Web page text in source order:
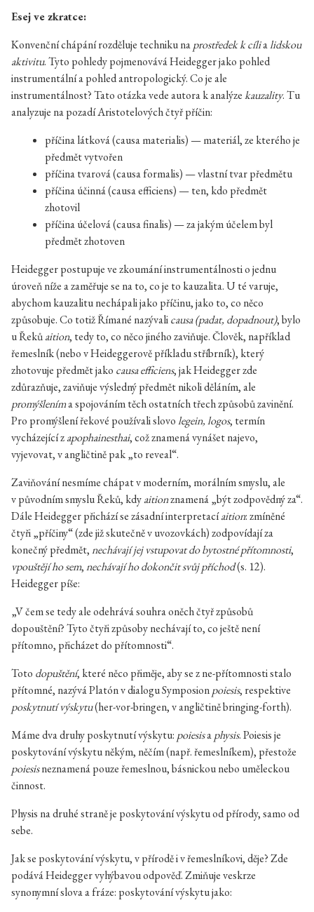
Esej ve zkratce:
Konvenční chápání rozděluje techniku naprostředek k cílialidskou
aktivitu. Tyto pohledy pojmenovává Heidegger jako pohled
instrumentální a pohled antropologický. Co je ale
instrumentálnost? Tato otázka vede autora k analýzekauzality. Tu
analyzuje na pozadí Aristotelových čtyř příčin:
příčina látková (causa materialis) — materiál, ze kterého je
předmět vytvořen
příčina tvarová (causa formalis) — vlastní tvar předmětu
příčina účinná (causa efficiens) — ten, kdo předmět
zhotovil
příčina účelová (causa finalis) — za jakým účelem byl
předmět zhotoven
Heidegger postupuje ve zkoumání instrumentálnosti o jednu
úroveň níže a zaměřuje se na to, co je to kauzalita. U té varuje,
abychom kauzalitu nechápali jako příčinu, jako to, co něco
způsobuje. Co totiž Římané nazývalicausa (padat, dopadnout), bylo
u Řekůaition, tedy to, co něco jiného zaviňuje. Člověk, například
řemeslník (nebo v Heideggerově příkladu stříbrník), který
zhotovuje předmět jako causa efficiens, jak Heidegger zde
zdůrazňuje, zaviňuje výsledný předmět nikoli děláním, ale
promýšleníma spojováním těch ostatních třech způsobů zavinění.
Pro promýšlení řekové používali slovolegein, logos, termín
vycházející zapophainesthai, což znamená vynášet najevo,
vyjevovat, v angličtině pak „to reveal“.
Zaviňování nesmíme chápat v moderním, morálním smyslu, ale
v původním smyslu Řeků, kdyaitionznamená „být zodpovědný za“.
Dále Heidegger přichází se zásadní interpretacíaition: zmíněné
čtyři „příčiny“ (zde již skutečně v uvozovkách) zodpovídají za
konečný předmět,nechávají jej vstupovat do bytostné přítomnosti,
vpouštějí ho sem,nechávají ho dokončit svůj příchod(s. 12).
Heidegger píše:
„V čem se tedy ale odehrává souhra oněch čtyř způsobů
dopouštění? Tyto čtyři způsoby nechávají to, co ještě není
přítomno, přicházet do přítomnosti“.
Toto dopuštění, které něco přiměje, aby se z ne-přítomnosti stalo
přítomné, nazývá Platón v dialogu Symposionpoiesis, respektive
poskytnutí výskytu(her-vor-bringen, v angličtině bringing-forth).
Máme dva druhy poskytnutí výskytu: poiesisaphysis. Poiesis je
poskytování výskytu někým, něčím (např. řemeslníkem), přestože
poiesisneznamená pouze řemeslnou, básnickou nebo uměleckou
činnost.
Physis na druhé straně je poskytování výskytu od přírody, samo od
sebe.
Jak se poskytování výskytu, v přírodě i v řemeslníkovi, děje? Zde
podává Heidegger vyhýbavou odpověď. Zmiňuje veskrze
synonymní slova a fráze: poskytování výskytu jako: